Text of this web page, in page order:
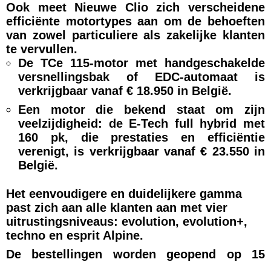
Ook meet Nieuwe Clio zich verscheidene
efficiënte motortypes aan om de behoeften
van zowel particuliere als zakelijke klanten
te vervullen.
De TCe 115-motor met handgeschakelde
versnellingsbak of EDC-automaat is
verkrijgbaar vanaf € 18.950 in België.
Een motor die bekend staat om zijn
veelzijdigheid: de E-Tech full hybrid met
160 pk, die prestaties en efficiëntie
verenigt, is verkrijgbaar vanaf € 23.550 in
België.
Het eenvoudigere en duidelijkere gamma
past zich aan alle klanten aan met vier
uitrustingsniveaus: evolution, evolution+,
techno en esprit Alpine.
De bestellingen worden geopend op 15